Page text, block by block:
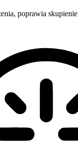
poprawia skupienie